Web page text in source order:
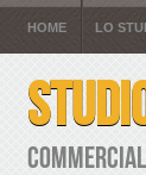
HOME LO